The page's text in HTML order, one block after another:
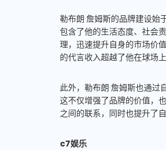
勒布朗·詹姆斯的品牌建设
包含了他的生活态度、社会
理，迅速提升自身的市场价
的代言收入超越了他在球场上
此外，勒布朗·詹姆斯也通
这不仅增强了品牌的价值，
之间的联系，同时也提升了
c7娱乐